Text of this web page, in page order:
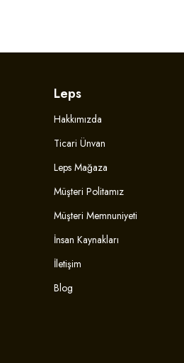
Leps
Hakkımızda
Ticari Ünvan
Leps Mağaza
Müşteri Politamız
Müşteri Memnuniyeti
İnsan Kaynakları
İletişim
Blog